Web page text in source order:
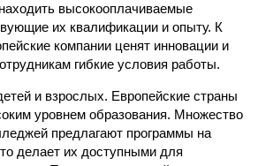
высокооплачиваемые
их квалификации и опыту. К
компании ценят инновации и
гибкие условия работы.
и взрослых. Европейские страны
уровнем образования. Множество
предлагают программы на
делает их доступными для